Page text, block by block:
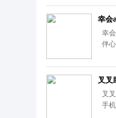
幸会
幸
伴
下
叉叉
叉
手